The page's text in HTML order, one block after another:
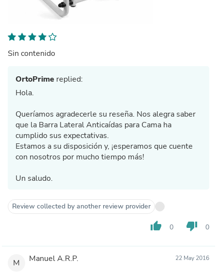
Sin contenido
OrtoPrime replied:
Hola.
Queríamos agradecerle su reseña. Nos alegra saber
que la Barra Lateral Anticaídas para Cama ha
cumplido sus expectativas.
Estamos a su disposición y, ¡esperamos que cuente
con nosotros por mucho tiempo más!
Un saludo.
Review collected by another review provider
thumb_up 0 thumb_down 0
M Manuel A.R.P. 22 May 2016